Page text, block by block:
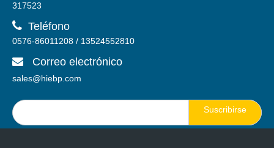
317523
 Teléfono
0576-86011208 / 13524552810
 Correo electrónico
sales@hiebp.com
Suscribirse